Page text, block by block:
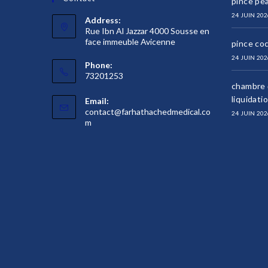
Address:
Rue Ibn Al Jazzar 4000 Sousse en
face immeuble Avicenne
Phone:
73201253
Email:
contact@farhathachedmedical.co
m
24 JUIN
pince
24 JUIN
24 JUIN